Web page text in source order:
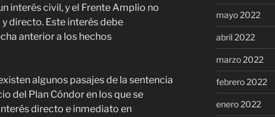
interés civil, y el Frente Amplio no
directo. Este interés debe
anterior a los hechos
algunos pasajes de la sentencia
del Plan Cóndor en los que se
directo e inmediato en
mayo 2022
abril 2022
marzo 2022
febrero 2022
enero 2022